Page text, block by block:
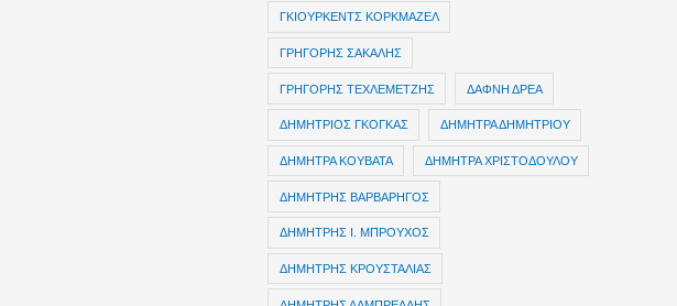
ΓΚΙΟΥΡΚΕΝΤΣ ΚΟΡΚΜΑΖΕΛ
ΓΡΗΓΟΡΗΣ ΣΑΚΑΛΗΣ
ΓΡΗΓΟΡΗΣ ΤΕΧΛΕΜΕΤΖΗΣ ΔΑΦΝΗ ΔΡΕΑ
ΔΗΜΗΤΡIOΣ ΓΚΟΓΚΑΣ ΔΗΜΗΤΡΑ ΔΗΜΗΤΡΙΟΥ
ΔΗΜΗΤΡΑ ΚΟΥΒΑΤΑ ΔΗΜΗΤΡΑ ΧΡΙΣΤΟΔΟΥΛΟΥ
ΔΗΜΗΤΡΗΣ ΒΑΡΒΑΡΗΓΟΣ
ΔΗΜΗΤΡΗΣ Ι. ΜΠΡΟΥΧΟΣ
ΔΗΜΗΤΡΗΣ ΚΡΟΥΣΤΑΛΙΑΣ